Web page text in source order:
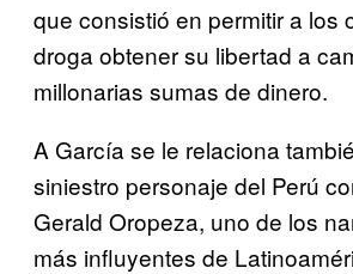
que consistió en permitir a los
droga obtener su libertad a
millonarias sumas de dinero.
A García se le relaciona
siniestro personaje del Perú
Gerald Oropeza, uno de los
más influyentes de